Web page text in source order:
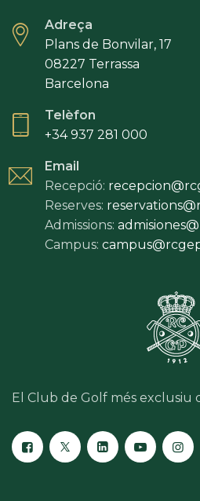
Adreça
Plans de Bonvilar, 17
08227 Terrassa
Barcelona
Telèfon
+34 937 281 000
Email
Recepció:
Reserves:
Admissions:
Campus:
El Club de Golf més exclusiu